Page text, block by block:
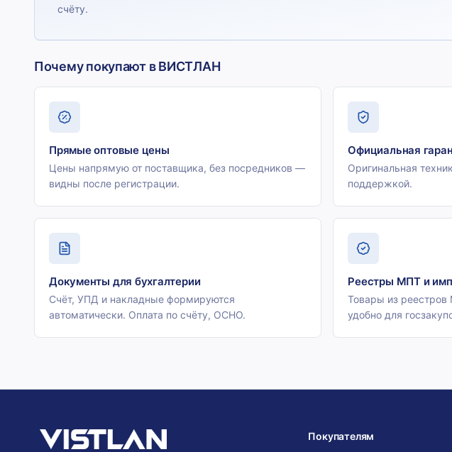
счёту.
Почему покупают в ВИСТЛАН
Прямые оптовые цены
Цены напрямую от поставщика, без посредников —
видны после регистрации.
Официальная
Оригинальная
поддержкой.
Документы для бухгалтерии
Счёт, УПД и накладные формируются
автоматически. Оплата по счёту, ОСНО.
Реестры МПТ и
Товары из
удобно для
Покупателям